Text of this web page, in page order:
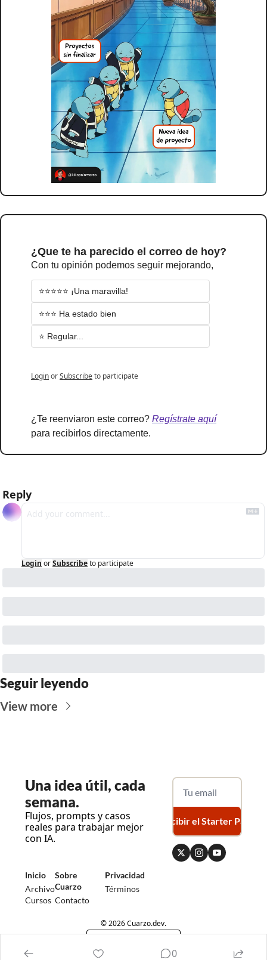
¿Que te ha parecido el correo de hoy?
Con tu opinión podemos seguir mejorando,
⭐⭐⭐⭐⭐ ¡Una maravilla!
⭐⭐⭐ Ha estado bien
⭐ Regular...
LoginorSubscribeto participate
¿Te reenviaron este correo? Regístrate aquí
para recibirlos directamente.
Reply
Login orSubscribeto participate
Seguir leyendo
View more
Una idea útil, cada
semana.
Flujos, prompts y casos
reales para trabajar mejor
con IA.
Recibir el Starter Pack
Inicio
Archivo
Cursos
Sobre
Cuarzo
Contacto
Privacidad
Términos
© 2026 Cuarzo.dev.
0